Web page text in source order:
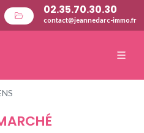
02.35.70.30.30
contact@jeannedarc-immo.fr